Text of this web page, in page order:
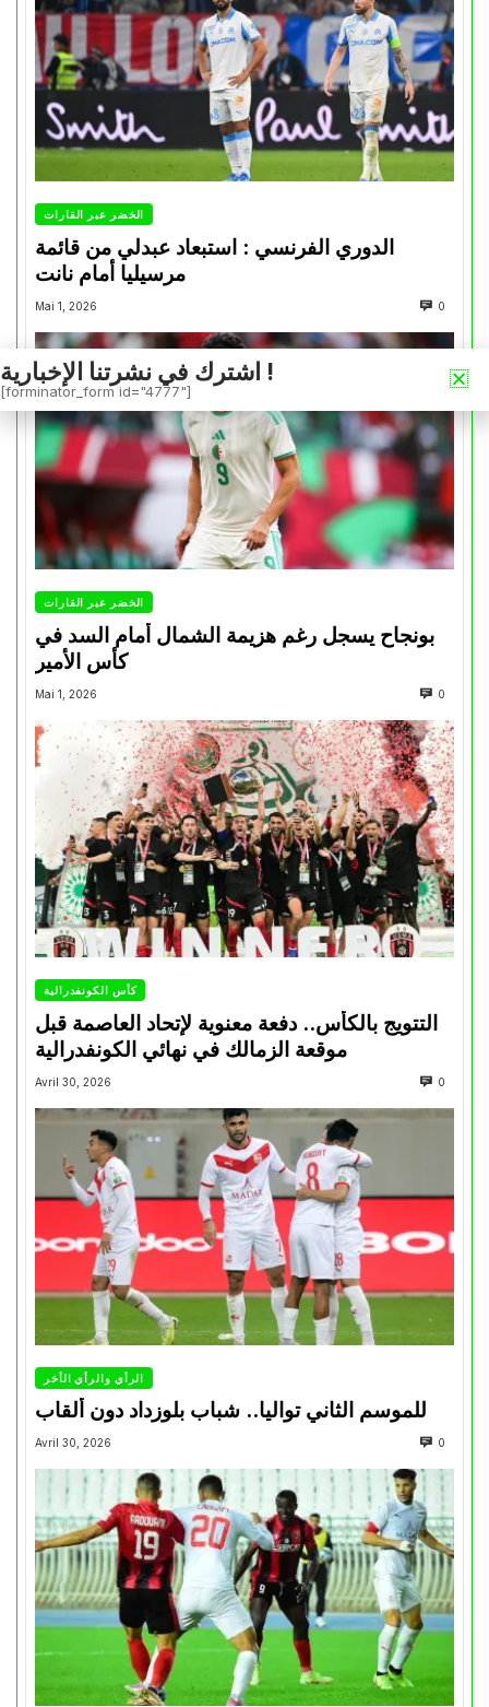
الخضر عبر القارات
الدوري الفرنسي : استبعاد عبدلي من قائمة
مرسيليا أمام نانت
Mai 1, 2026 0
الخضر عبر القارات
بونجاح يسجل رغم هزيمة الشمال أمام السد في
كأس الأمير
Mai 1, 2026 0
كأس الكونفدرالية
التتويج بالكأس.. دفعة معنوية لإتحاد العاصمة قبل
موقعة الزمالك في نهائي الكونفدرالية
Avril 30, 2026 0
الرأي والرأي الأخر
للموسم الثاني تواليا.. شباب بلوزداد دون ألقاب
Avril 30, 2026 0
اشترك في نشرتنا الإخبارية !
[forminator_form id="4777"]